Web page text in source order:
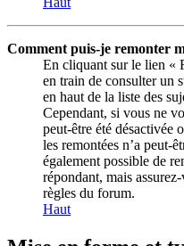
Comment puis-je remonter
En cliquant sur le lien «
en train de consulter un
en haut de la liste des
Cependant, si vous ne
peut-être été désactivée
les remontées n’a peut-
également possible de
répondant, mais
règles du forum.
Haut